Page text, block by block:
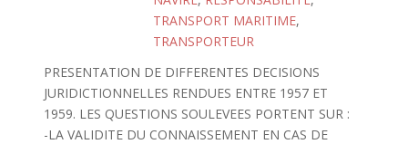
TRANSPORT MARITIME,
TRANSPORTEUR
PRESENTATION DE DIFFERENTES DECISIONS
JURIDICTIONNELLES RENDUES ENTRE 1957 ET
1959. LES QUESTIONS SOULEVEES PORTENT SUR :
-LA VALIDITE DU CONNAISSEMENT EN CAS DE